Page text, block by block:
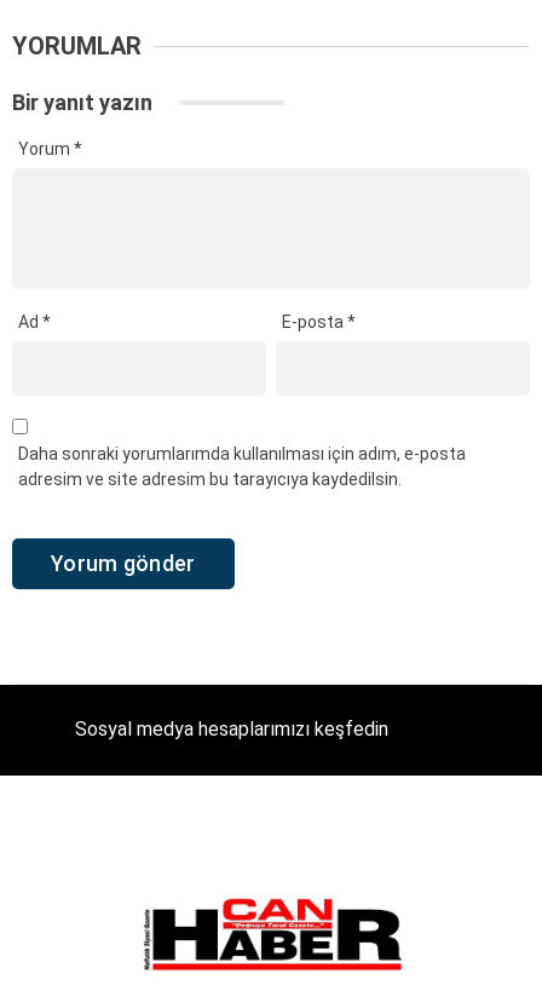
YORUMLAR
Bir yanıt yazın
Yorum *
Ad * E-posta*
Daha sonraki yorumlarımda kullanılması için adım, e-posta
adresim ve site adresim bu tarayıcıya kaydedilsin.
Sosyal medya hesaplarımızı keşfedin